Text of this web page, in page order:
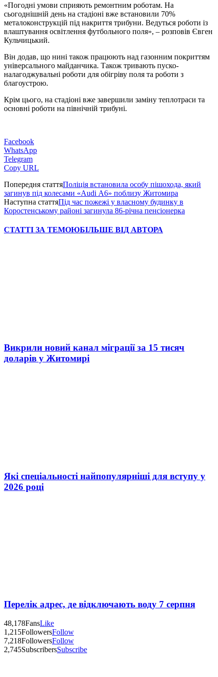
«Погодні умови сприяють ремонтним роботам. На
сьогоднішній день на стадіоні вже встановили 70%
металоконструкцій під накриття трибуни. Ведуться роботи із
влаштування освітлення футбольного поля», – розповів Євген
Кульчицький.
Він додав, що нині також працюють над газонним покриттям
універсального майданчика. Також тривають пуско-
налагоджувальні роботи для обігріву поля та роботи з
благоустрою.
Крім цього, на стадіоні вже завершили заміну теплотраси та
основні роботи на північній трибуні.
Facebook
WhatsApp
Telegram
Copy URL
Попередня статтяПоліція встановила особу пішохода, який
загинув під колесами «Audi А6» поблизу Житомира
Наступна статтяПід час пожежі у власному будинку в
Коростенському районі загинула 86-річна пенсіонерка
СТАТТІ ЗА ТЕМОЮБІЛЬШЕ ВІД АВТОРА
Викрили новий канал міграції за 15 тисяч
доларів у Житомирі
Які спеціальності найпопулярніші для вступу у
2026 році
Перелік адрес, де відключають воду 7 серпня
48,178FansLike
1,215FollowersFollow
7,218FollowersFollow
2,745SubscribersSubscribe